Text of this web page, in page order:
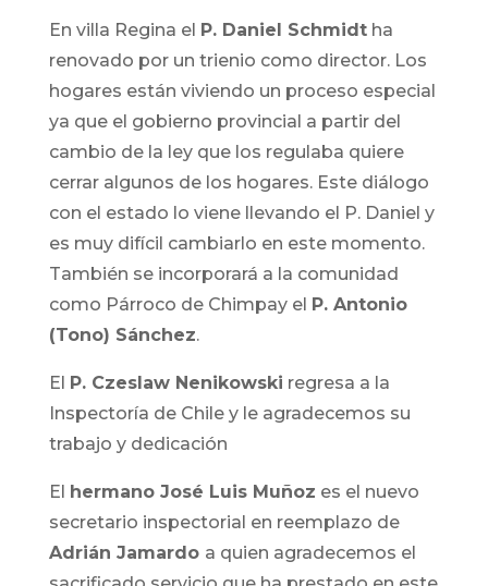
En villa Regina el P. Daniel Schmidtha
renovado por un trienio como director. Los
hogares están viviendo un proceso especial
ya que el gobierno provincial a partir del
cambio de la ley que los regulaba quiere
cerrar algunos de los hogares. Este diálogo
con el estado lo viene llevando el P. Daniel y
es muy difícil cambiarlo en este momento.
También se incorporará a la comunidad
como Párroco de Chimpay el P. Antonio
(Tono) Sánchez.
El P. Czeslaw Nenikowski regresa a la
Inspectoría de Chile y le agradecemos su
trabajo y dedicación
El hermano José Luis Muñoz es el nuevo
secretario inspectorial en reemplazo de
Adrián Jamardo a quien agradecemos el